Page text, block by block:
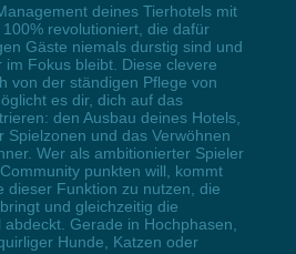
deines Tierhotels mit
revolutioniert, die dafür
Gäste niemals durstig sind und
Fokus bleibt. Diese clevere
von der ständigen Pflege von
es dir, dich auf das
den Ausbau deines Hotels,
Spielzonen und das Verwöhnen
Wer als ambitionierter Spieler
punkten will, kommt
dieser Funktion zu nutzen, die
und gleichzeitig die
Gerade in Hochphasen,
Hunde, Katzen oder